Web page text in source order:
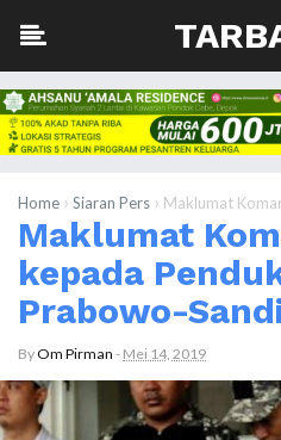
Home › Siaran Pers › Maklumat Komando
Maklumat
kepada
Prabowo-
ByOm Pirman - Mei 14, 2019